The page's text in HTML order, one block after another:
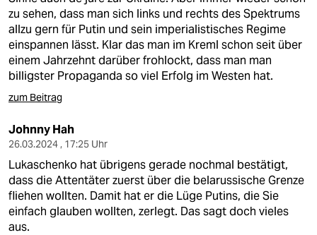
zu sehen, dass man sich links und rechts des Spektrums
allzu gern für Putin und sein imperialistisches Regime
einspannen lässt. Klar das man im Kreml schon seit über
einem Jahrzehnt darüber frohlockt, dass man man
billigster Propaganda so viel Erfolg im Westen hat.
zum Beitrag
Johnny Hah
26.03.2024 , 17:25 Uhr
Lukaschenko hat übrigens gerade nochmal bestätigt,
dass die Attentäter zuerst über die belarussische Grenze
fliehen wollten. Damit hat er die Lüge Putins, die Sie
einfach glauben wollten, zerlegt. Das sagt doch vieles
aus.